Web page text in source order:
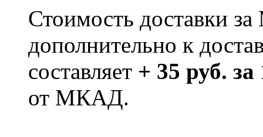
Стоимость доставки
дополнительно к
составляет + 35 руб.
от МКАД.